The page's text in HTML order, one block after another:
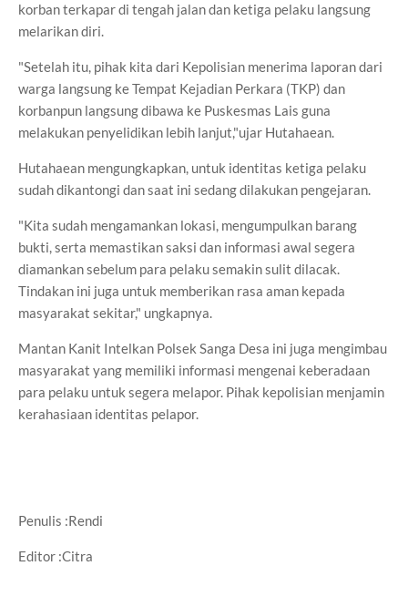
korban terkapar di tengah jalan dan ketiga pelaku langsung
melarikan diri.
"Setelah itu, pihak kita dari Kepolisian menerima laporan dari
warga langsung ke Tempat Kejadian Perkara (TKP) dan
korbanpun langsung dibawa ke Puskesmas Lais guna
melakukan penyelidikan lebih lanjut,"ujar Hutahaean.
Hutahaean mengungkapkan, untuk identitas ketiga pelaku
sudah dikantongi dan saat ini sedang dilakukan pengejaran.
"Kita sudah mengamankan lokasi, mengumpulkan barang
bukti, serta memastikan saksi dan informasi awal segera
diamankan sebelum para pelaku semakin sulit dilacak.
Tindakan ini juga untuk memberikan rasa aman kepada
masyarakat sekitar," ungkapnya.
Mantan Kanit Intelkan Polsek Sanga Desa ini juga mengimbau
masyarakat yang memiliki informasi mengenai keberadaan
para pelaku untuk segera melapor. Pihak kepolisian menjamin
kerahasiaan identitas pelapor.
Penulis :Rendi
Editor :Citra